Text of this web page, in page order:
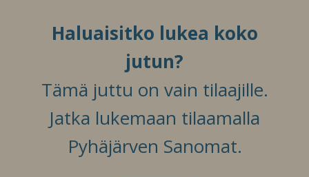
Haluaisitko lukea koko
jutun?
Tämä juttu on vain tilaajille.
Jatka lukemaan tilaamalla
Pyhäjärven Sanomat.